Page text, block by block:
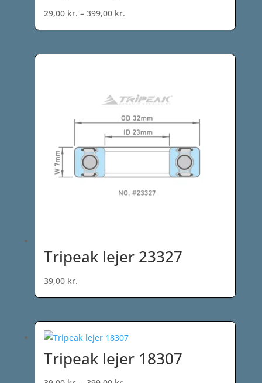
29,00 kr. – 399,00 kr.Prisinterval:
29,00 kr.
399,00 kr.
Tripeak lejer 23327
39,00 kr.
Tripeak lejer 18307